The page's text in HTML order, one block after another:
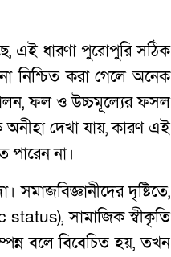
এই ধারণা পুরোপুরি সঠিক
নিশ্চিত করা গেলে অনেক
ফল ও উচ্চমূল্যের ফসল
দেখা যায়, কারণ এই
পারেন না।
দৃষ্টিতে,
status), সামাজিক স্বীকৃতি
বলে বিবেচিত হয়, তখন